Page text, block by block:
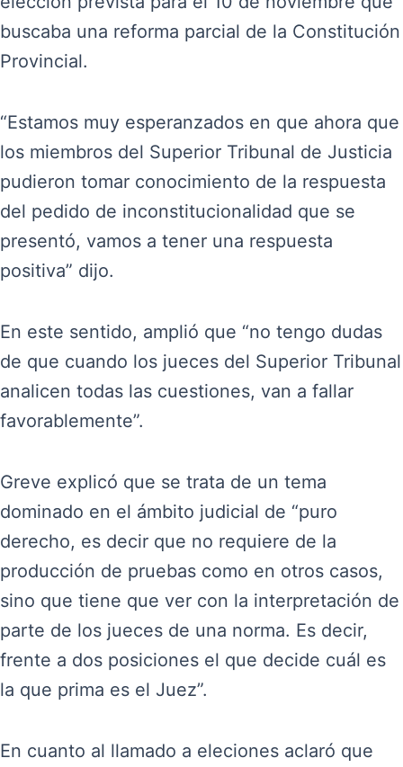
buscaba una reforma parcial de la Constitución
Provincial.
“Estamos muy esperanzados en que ahora que
los miembros del Superior Tribunal de Justicia
pudieron tomar conocimiento de la respuesta
del pedido de inconstitucionalidad que se
presentó, vamos a tener una respuesta
positiva” dijo.
En este sentido, amplió que “no tengo dudas
de que cuando los jueces del Superior Tribunal
analicen todas las cuestiones, van a fallar
favorablemente”.
Greve explicó que se trata de un tema
dominado en el ámbito judicial de “puro
derecho, es decir que no requiere de la
producción de pruebas como en otros casos,
sino que tiene que ver con la interpretación de
parte de los jueces de una norma. Es decir,
frente a dos posiciones el que decide cuál es
la que prima es el Juez”.
En cuanto al llamado a eleciones aclaró que